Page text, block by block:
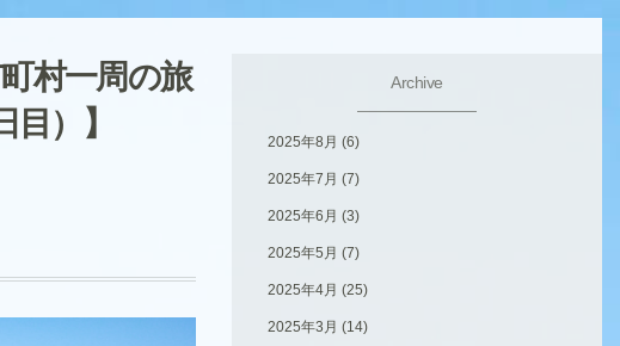
村一周の旅
）】
Archive
2025年8月 (6)
2025年7月 (7)
2025年6月 (3)
2025年5月 (7)
2025年4月 (25)
2025年3月 (14)